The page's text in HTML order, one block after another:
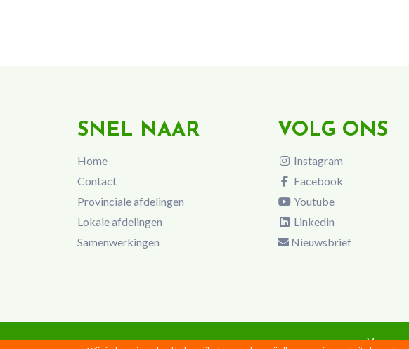
SNEL NAAR
Home
Contact
Provinciale afdelingen
Lokale afdelingen
Samenwerkingen
VOLG ONS
Instagram
Facebook
Youtube
Linkedin
Nieuwsbrief